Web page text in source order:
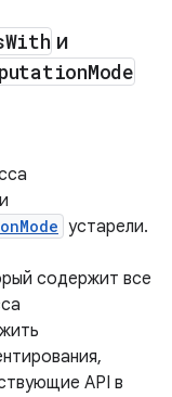
With и
Mode
и
устарели.
содержит все
API в